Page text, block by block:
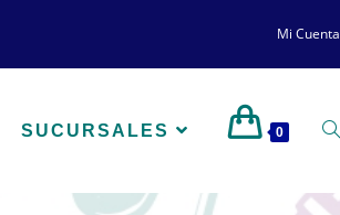
Mi Cuenta
SUCURSALES 0